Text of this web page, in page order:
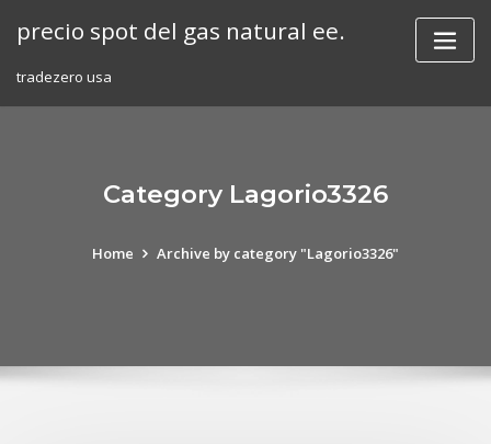
precio spot del gas natural ee.
tradezero usa
Category Lagorio3326
Home Archive by category "Lagorio3326"